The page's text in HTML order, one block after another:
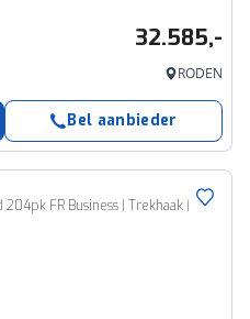
32.585,-
RODEN
Bel aanbieder
SEAT Sportstourer 1.5 TSI e-Hybrid 204pk FR Business | Trekhaak | Stoel- en stuurwiel verwarming | Adapt. Cruise | Camera | 1/2 leer | Fabrieksgarantie t/m 05-2029 |